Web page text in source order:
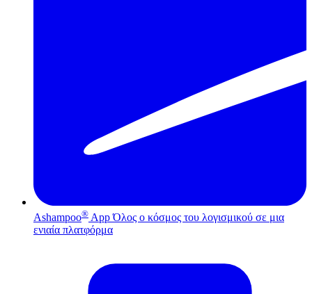
Ashampoo® App Όλος ο κόσμος του λογισμικού σε μια
ενιαία πλατφόρμα